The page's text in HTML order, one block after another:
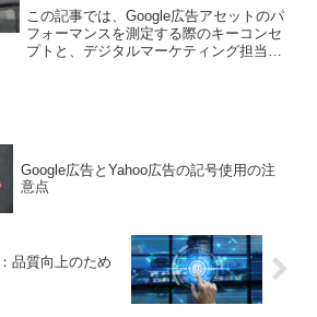
この記事では、Google広告アセットのパ
フォーマンスを測定する際のキーコンセ
プトと、デジタルマーケティング担当者
Google広告とYahoo広告の記号使用の注
意点
品質向上のため